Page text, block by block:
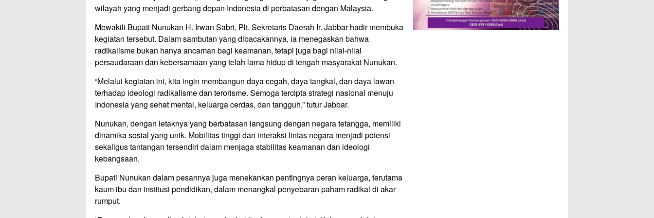
wilayah yang menjadi gerbang depan Indonesia di perbatasan dengan Malaysia.
Mewakili Bupati Nunukan H. Irwan Sabri, Plt. Sekretaris Daerah Ir. Jabbar hadir membuka
kegiatan tersebut. Dalam sambutan yang dibacakannya, ia menegaskan bahwa
radikalisme bukan hanya ancaman bagi keamanan, tetapi juga bagi nilai-nilai
persaudaraan dan kebersamaan yang telah lama hidup di tengah masyarakat Nunukan.
“Melalui kegiatan ini, kita ingin membangun daya cegah, daya tangkal, dan daya lawan
terhadap ideologi radikalisme dan terorisme. Semoga tercipta strategi nasional menuju
Indonesia yang sehat mental, keluarga cerdas, dan tangguh,” tutur Jabbar.
Nunukan, dengan letaknya yang berbatasan langsung dengan negara tetangga, memiliki
dinamika sosial yang unik. Mobilitas tinggi dan interaksi lintas negara menjadi potensi
sekaligus tantangan tersendiri dalam menjaga stabilitas keamanan dan ideologi
kebangsaan.
Bupati Nunukan dalam pesannya juga menekankan pentingnya peran keluarga, terutama
kaum ibu dan institusi pendidikan, dalam menangkal penyebaran paham radikal di akar
rumput.